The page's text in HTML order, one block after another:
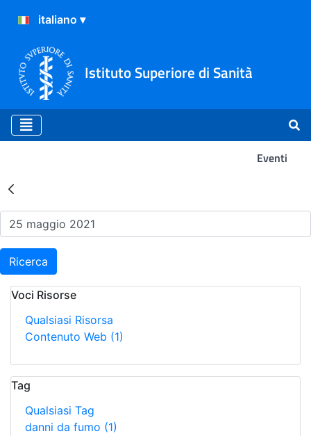
Istituto Superiore di Sanità
Eventi
Risultati della Ricerca -
Ricerca
Voci Risorse
Qualsiasi Risorsa
Contenuto Web (1)
Tag
Qualsiasi Tag
danni da fumo (1)